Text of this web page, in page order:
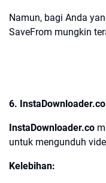
Namun, bagi Anda
SaveFrom mungkin
6. InstaDownloader.co
InstaDownloader.co
untuk mengunduh
Kelebihan: